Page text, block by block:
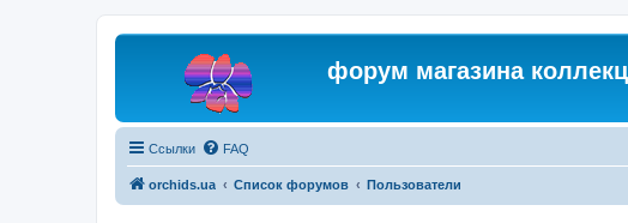
форум магазина
Ссылки FAQ
orchids.ua Список форумов Пользователи